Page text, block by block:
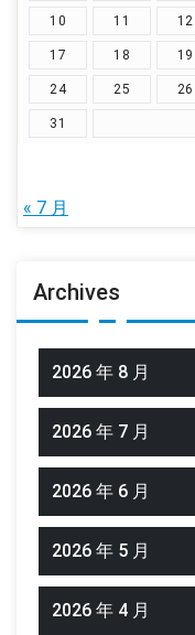
10 11 12
17 18 19
24 25 26
31
« 7 月
Archives
2026 年 8 月
2026 年 7 月
2026 年 6 月
2026 年 5 月
2026 年 4 月